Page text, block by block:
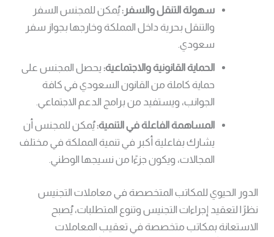
سهولة التنقل والسفر:يُمكن للمجنس السفر
والتنقل بحرية داخل المملكة وخارجها بجواز سفر
سعودي.
الحماية القانونية والاجتماعية: يحصل المجنس على
حماية كاملة من القانون السعودي في كافة
الجوانب، ويستفيد من برامج الدعم الاجتماعي.
المساهمة الفاعلة في التنمية:يُمكن للمجنس أن
يشارك بفاعلية أكبر في تنمية المملكة في مختلف
المجالات، ويكون جزءًا من نسيجها الوطني.
الدور الحيوي للمكاتب المتخصصة في معاملات التجنيس
نظرًا لتعقيد إجراءات التجنيس وتنوع المتطلبات، يُصبح
الاستعانة بمكاتب متخصصة في تعقيب المعاملات